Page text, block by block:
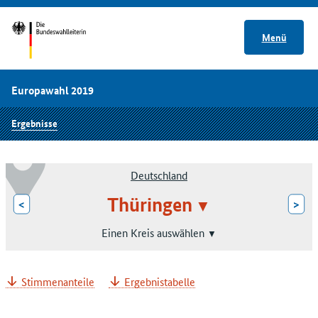
Menü
Europawahl 2019
Ergebnisse
Deutschland
< Thüringen >
Einen Kreis auswählen
Stimmenanteile Ergebnistabelle